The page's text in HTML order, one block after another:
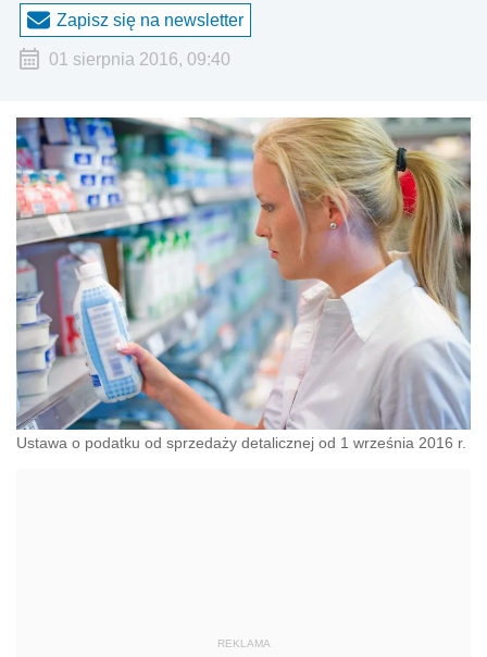
Zapisz się na newsletter
01 sierpnia 2016, 09:40
Ustawa o podatku od sprzedaży detalicznej od 1 września 2016 r.